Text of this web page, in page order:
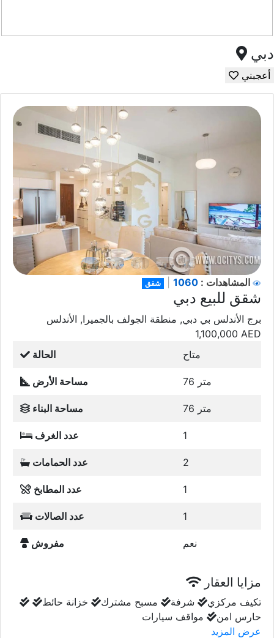
دبي
أعجبني
شقق المشاهدات :
شقق للبيع دبي
برج الأندلس بي دبي, منطقة الجولف بالجميرا, الأندلس
1,100,000 AED
الحالة
متاح
مساحة الأرض 76 متر
مساحة البناء 76 متر
عدد الغرف 1
عدد الحمامات 2
عدد المطابخ 1
عدد الصالات 1
مفروش نعم
مزايا العقار
تكيف مركزي شرفة مسبح مشترك
خزانة حائط
حارس امن
مواقف سيارات
عرض المزيد